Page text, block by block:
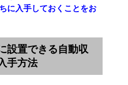
に入手しておくことをお
設置できる自動収
手方法